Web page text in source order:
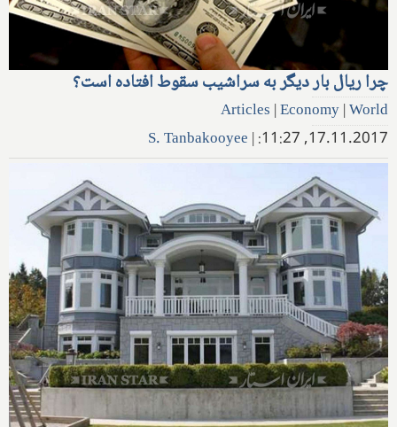
چرا ریال بار دیگر به سراشیب سقوط افتاده است؟
Articles |Economy|World
17.11.2017, 11:27:
|
S. Tanbakooyee